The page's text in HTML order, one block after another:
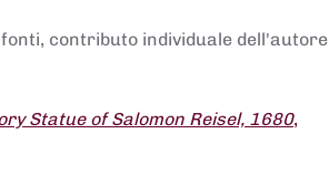
contributo individuale dell'autore
Statue of Salomon Reisel, 1680,